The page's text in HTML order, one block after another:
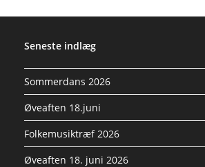
Seneste indlæg
Sommerdans 2026
Øveaften 18.juni
Folkemusiktræf 2026
Øveaften 18. juni 2026